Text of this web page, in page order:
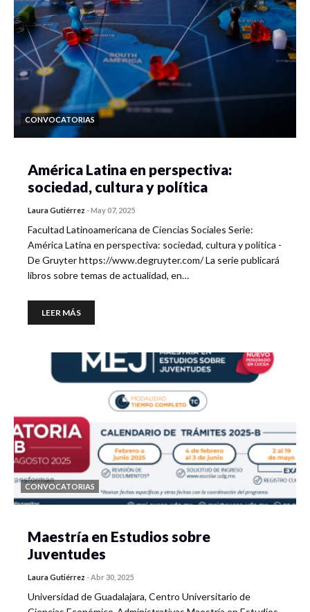
CONVOCATORIAS
América Latina en perspectiva:
sociedad, cultura y política
Laura Gutiérrez -May 07, 2025
Facultad Latinoamericana de Ciencias Sociales Serie:
América Latina en perspectiva: sociedad, cultura y política -
De Gruyter https://www.degruyter.com/ La serie publicará
libros sobre temas de actualidad, en…
LEER MÁS
CONVOCATORIAS
Maestría en Estudios sobre
Juventudes
Laura Gutiérrez -Abr 30, 2025
Universidad de Guadalajara, Centro Universitario de